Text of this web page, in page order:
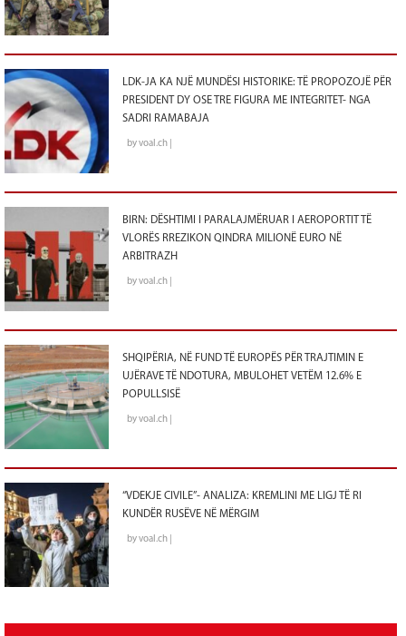
LDK-JA KA NJË MUNDËSI HISTORIKE: TË PROPOZOJË PËR
PRESIDENT DY OSE TRE FIGURA ME INTEGRITET- NGA
SADRI RAMABAJA
by voal.ch |
BIRN: DËSHTIMI I PARALAJMËRUAR I AEROPORTIT TË
VLORËS RREZIKON QINDRA MILIONË EURO NË
ARBITRAZH
by voal.ch |
SHQIPËRIA, NË FUND TË EUROPËS PËR TRAJTIMIN E
UJËRAVE TË NDOTURA, MBULOHET VETËM 12.6% E
POPULLSISË
by voal.ch |
“VDEKJE CIVILE”- ANALIZA: KREMLINI ME LIGJ TË RI
KUNDËR RUSËVE NË MËRGIM
by voal.ch |